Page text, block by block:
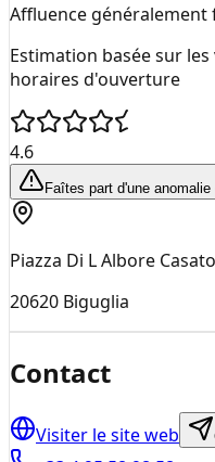
Affluence généralement
Estimation basée sur
horaires d'ouverture
4.6
Faîtes part d'une
Piazza Di L Albore
20620 Biguglia
Contact
Visiter le site web